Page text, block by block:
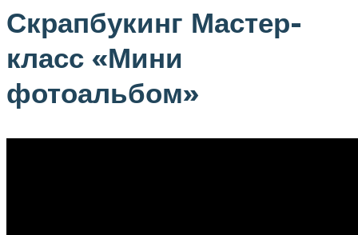
Скрапбукинг Мастер-
класс «Мини
фотоальбом»